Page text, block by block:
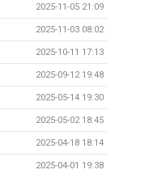
2025-11-05 21:09
2025-11-03 08:02
2025-10-11 17:13
2025-09-12 19:48
2025-05-14 19:30
2025-05-02 18:45
2025-04-18 18:14
2025-04-01 19:38